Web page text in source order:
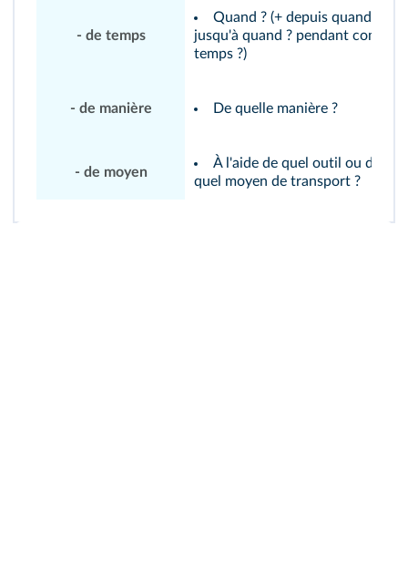
- de temps
Quand ? (+ depuis quand ?
jusqu'à quand ? pendant
temps ?)
- de manière De quelle manière ?
- de moyen
À l'aide de quel outil ou de
quel moyen de transport ?